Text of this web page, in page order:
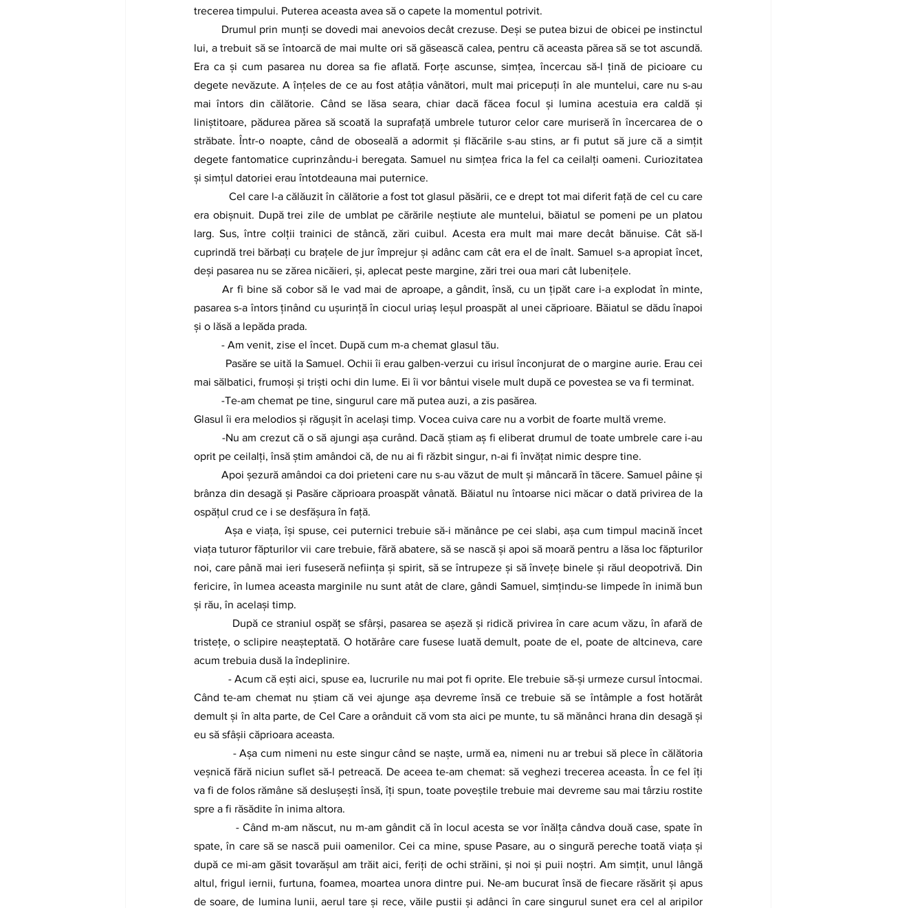
trecerea timpului. Puterea aceasta avea să o capete la momentul potrivit.
Drumul prin munți se dovedi mai anevoios decât crezuse. Deși se putea bizui de obicei pe instinctul
lui, a trebuit să se întoarcă de mai multe ori să găsească calea, pentru că aceasta părea să se tot ascundă.
Era ca și cum pasarea nu dorea sa fie aflată. Forțe ascunse, simțea, încercau să-l țină de picioare cu
degete nevăzute. A înțeles de ce au fost atâția vânători, mult mai pricepuți în ale muntelui, care nu s-au
mai întors din călătorie. Când se lăsa seara, chiar dacă făcea focul și lumina acestuia era caldă și
liniștitoare, pădurea părea să scoată la suprafață umbrele tuturor celor care muriseră în încercarea de o
străbate. Într-o noapte, când de oboseală a adormit și flăcările s-au stins, ar fi putut să jure că a simțit
degete fantomatice cuprinzându-i beregata. Samuel nu simțea frica la fel ca ceilalți oameni. Curiozitatea
și simțul datoriei erau întotdeauna mai puternice.
era obișnuit. După trei zile de umblat pe cărările neștiute ale muntelui, băiatul se pomeni pe un platou
larg. Sus, între colții trainici de stâncă, zări cuibul. Acesta era mult mai mare decât bănuise. Cât să-l
cuprindă trei bărbați cu brațele de jur împrejur și adânc cam cât era el de înalt. Samuel s-a apropiat încet,
deși pasarea nu se zărea nicăieri, și, aplecat peste margine, zări trei oua mari cât lubenițele.
Ar fi bine să cobor să le vad mai de aproape, a gândit, însă, cu un țipăt care i-a explodat în minte,
pasarea s-a întors ținând cu ușurință în ciocul uriaș leșul proaspăt al unei căprioare. Băiatul se dădu înapoi
și o lăsă a lepăda prada.
- Am venit, zise el încet. După cum m-a chemat glasul tău.
mai sălbatici, frumoși și triști ochi din lume. Ei îi vor bântui visele mult după ce povestea se va fi terminat.
-Te-am chemat pe tine, singurul care mă putea auzi, a zis pasărea.
Glasul îi era melodios și răgușit în același timp. Vocea cuiva care nu a vorbit de foarte multă vreme.
-Nu am crezut că o să ajungi așa curând. Dacă știam aș fi eliberat drumul de toate umbrele care i-au
oprit pe ceilalți, însă știm amândoi că, de nu ai fi răzbit singur, n-ai fi învățat nimic despre tine.
brânza din desagă și Pasăre căprioara proaspăt vânată. Băiatul nu întoarse nici măcar o dată privirea de la
ospățul crud ce i se desfășura în față.
viața tuturor făpturilor vii care trebuie, fără abatere, să se nască și apoi să moară pentru a lăsa loc făpturilor
noi, care până mai ieri fuseseră neființa și spirit, să se întrupeze și să învețe binele și răul deopotrivă. Din
fericire, în lumea aceasta marginile nu sunt atât de clare, gândi Samuel, simțindu-se limpede în inimă bun
și rău, în același timp.
tristețe, o sclipire neașteptată. O hotărâre care fusese luată demult, poate de el, poate de altcineva, care
acum trebuia dusă la îndeplinire.
Când te-am chemat nu știam că vei ajunge așa devreme însă ce trebuie să se întâmple a fost hotărât
demult și în alta parte, de Cel Care a orânduit că vom sta aici pe munte, tu să mănânci hrana din desagă și
eu să sfâșii căprioara aceasta.
veșnică fără niciun suflet să-l petreacă. De aceea te-am chemat: să veghezi trecerea aceasta. În ce fel îți
va fi de folos rămâne să deslușești însă, îți spun, toate poveștile trebuie mai devreme sau mai târziu rostite
spre a fi răsădite în inima altora.
spate, în care să se nască puii oamenilor. Cei ca mine, spuse Pasare, au o singură pereche toată viața și
după ce mi-am găsit tovarășul am trăit aici, feriți de ochi străini, și noi și puii noștri. Am simțit, unul lângă
altul, frigul iernii, furtuna, foamea, moartea unora dintre pui. Ne-am bucurat însă de fiecare răsărit și apus
de soare, de lumina lunii, aerul tare și rece, văile pustii și adânci în care singurul sunet era cel al aripilor